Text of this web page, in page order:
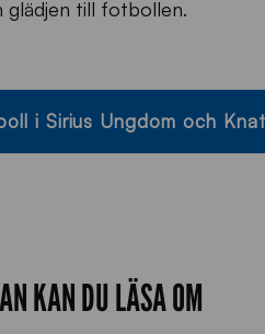
glädjen till fotbollen.
i Sirius Ungdom och
KAN DU LÄSA OM